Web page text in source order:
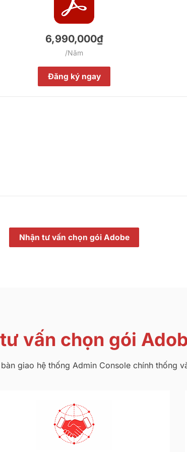
6,990,000₫
/Năm
Đăng ký ngay
Nhận tư vấn chọn gói Adobe
vấn chọn gói
giao hệ thống Admin Console chính thống